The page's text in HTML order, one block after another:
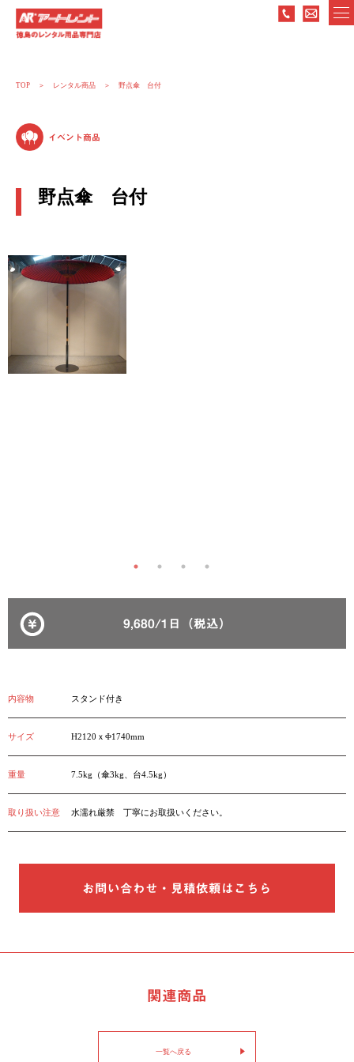
TOP レンタル商品 野点傘 台付
イベント商品
野点傘 台付
9,680/1日（税込）
内容物 スタンド付き
サイズ H2120ｘΦ1740mm
重量 7.5kg（傘3kg、台4.5kg）
取り扱い注意 水濡れ厳禁 丁寧にお取扱いください。
お問い合わせ・見積依頼はこちら
関連商品
一覧へ戻る